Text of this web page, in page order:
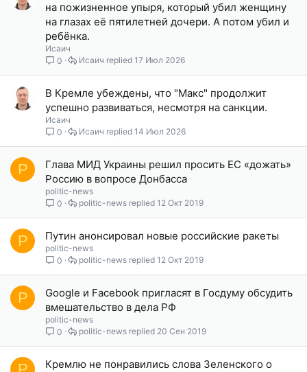
на пожизненное упыря, который убил женщину
на глазах её пятилетней дочери. А потом убил и
ребёнка.
Исаич
0
17 Июл 2026
Исаич
В Кремле убеждены, что "Макс" продолжит
успешно развиваться, несмотря на санкции.
Исаич
0
14 Июл 2026
Исаич
P
Глава МИД Украины решил просить ЕС «дожать»
Россию в вопросе Донбасса
politic-news
0
12 Окт 2019
politic-news
P Путин анонсировал новые российские ракеты
politic-news
0
12 Окт 2019
politic-news
P
Google и Facebook пригласят в Госдуму обсудить
вмешательство в дела РФ
politic-news
0
20 Сен 2019
politic-news
Кремлю не понравились слова Зеленского о